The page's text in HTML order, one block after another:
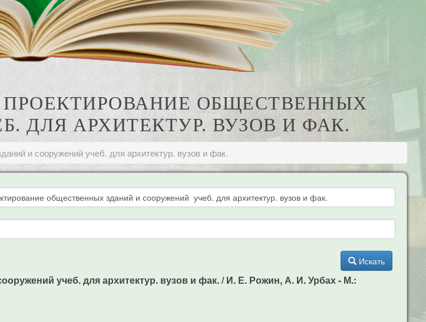
ОБЩЕСТВЕННЫХ
ДЛЯ АРХИТЕКТУР. ВУЗОВ И ФАК.
и сооружений учеб. для архитектур. вузов и фак.
Искать
учеб. для архитектур. вузов и фак. / И. Е. Рожин, А. И. Урбах - М.: